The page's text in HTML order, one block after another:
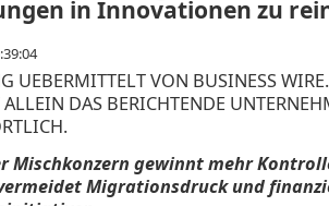
in Innovationen zu
UEBERMITTELT VON BUSINESS
DAS BERICHTENDE
Mischkonzern gewinnt mehr
Migrationsdruck und